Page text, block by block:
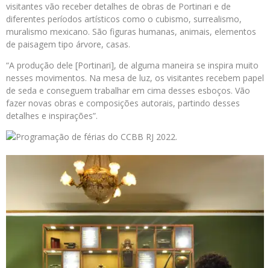
visitantes vão receber detalhes de obras de Portinari e de
diferentes períodos artísticos como o cubismo, surrealismo,
muralismo mexicano. São figuras humanas, animais, elementos
de paisagem tipo árvore, casas.
“A produção dele [Portinari], de alguma maneira se inspira muito
nesses movimentos. Na mesa de luz, os visitantes recebem papel
de seda e conseguem trabalhar em cima desses esboços. Vão
fazer novas obras e composições autorais, partindo desses
detalhes e inspirações”.